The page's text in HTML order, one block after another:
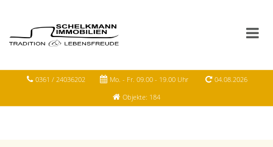
0361 / 24036202 Mo. - Fr. 09.00 - 19.00 Uhr
04.08.2026
Objekte: 184